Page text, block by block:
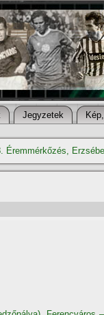
Jegyzetek
Éremmérkőzés,